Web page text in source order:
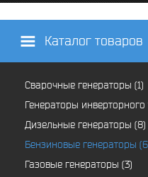
Каталог товаров
Сварочные генераторы (1)
Генераторы инверторного
Дизельные генераторы (8)
Бензиновые генераторы
Газовые генераторы (3)